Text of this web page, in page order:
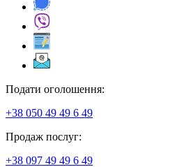
Подати оголошення:
+38 050 49 49 6 49
Продаж послуг:
+38 097 49 49 6 49